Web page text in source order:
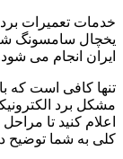
خدمات تعمیرات برد
یخچال سامسونگ
ایران انجام می
مشکل برد
اعلام کنید تا
کلی به شما توضیح